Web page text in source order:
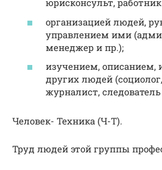
юрисконсульт,
организацией людей,
управлением ими
менеджер и пр.);
изучением, описанием,
других людей
журналист,
Человек- Техника (Ч-Т).
Труд людей этой группы